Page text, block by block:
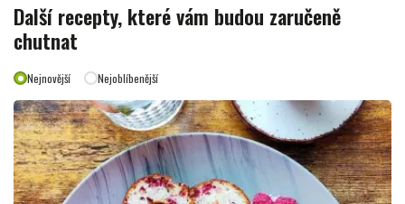
Další recepty, které vám budou zaručeně
chutnat
Nejnovější Nejoblíbenější